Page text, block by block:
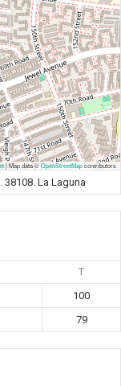
|Map data ©OpenStreetMapcontributors
La Laguna
T
100
79